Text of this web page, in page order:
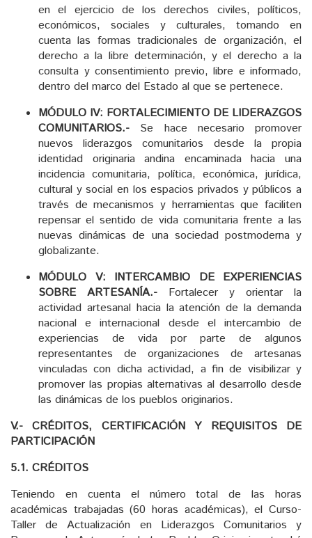
en el ejercicio de los derechos civiles, políticos,
económicos, sociales y culturales, tomando en
cuenta las formas tradicionales de organización, el
derecho a la libre determinación, y el derecho a la
consulta y consentimiento previo, libre e informado,
dentro del marco del Estado al que se pertenece.
MÓDULO IV: FORTALECIMIENTO DE LIDERAZGOS
COMUNITARIOS.- Se hace necesario promover
nuevos liderazgos comunitarios desde la propia
identidad originaria andina encaminada hacia una
incidencia comunitaria, política, económica, jurídica,
cultural y social en los espacios privados y públicos a
través de mecanismos y herramientas que faciliten
repensar el sentido de vida comunitaria frente a las
nuevas dinámicas de una sociedad postmoderna y
globalizante.
MÓDULO V: INTERCAMBIO DE EXPERIENCIAS
SOBRE ARTESANÍA.- Fortalecer y orientar la
actividad artesanal hacia la atención de la demanda
nacional e internacional desde el intercambio de
experiencias de vida por parte de algunos
representantes de organizaciones de artesanas
vinculadas con dicha actividad, a fin de visibilizar y
promover las propias alternativas al desarrollo desde
las dinámicas de los pueblos originarios.
V.- CRÉDITOS, CERTIFICACIÓN Y REQUISITOS DE
PARTICIPACIÓN
5.1. CRÉDITOS
Teniendo en cuenta el número total de las horas
académicas trabajadas (60 horas académicas), el Curso-
Taller de Actualización en Liderazgos Comunitarios y